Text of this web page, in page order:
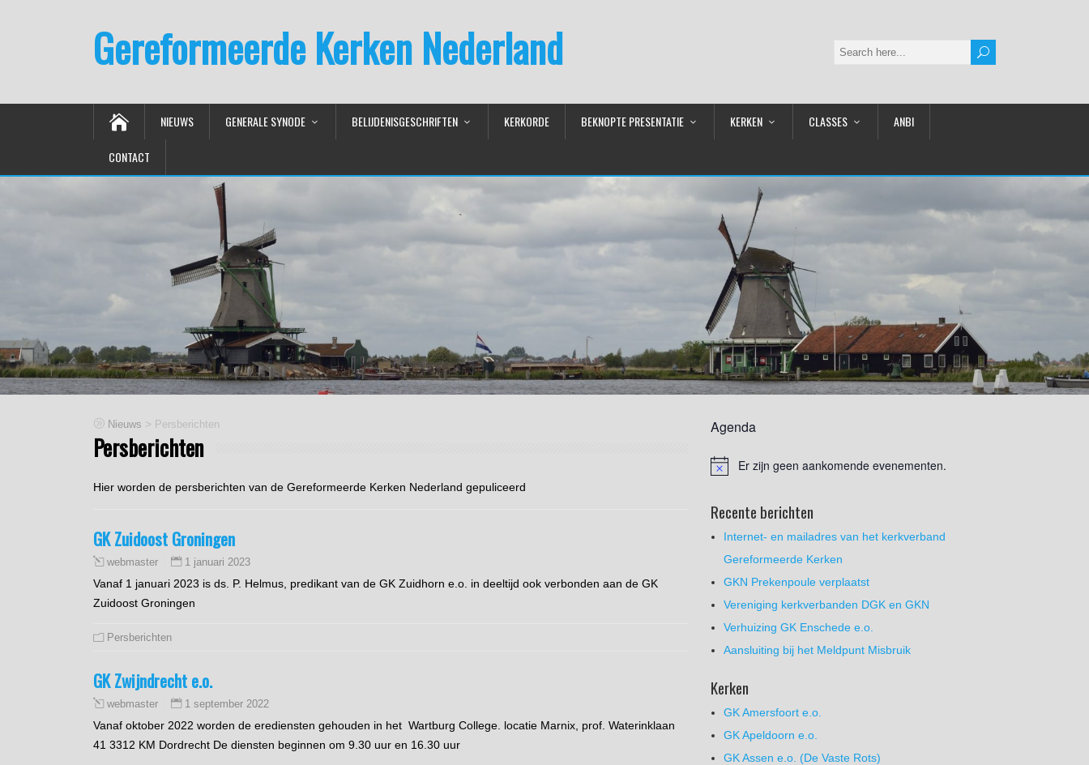
Gereformeerde Kerken Nederland
NIEUWS GENERALE SYNODE BELIJDENISGESCHRIFTEN KERKORDE BEKNOPTE PRESENTATIE KERKEN CLASSES ANBI
CONTACT
Nieuws > Persberichten
Persberichten
Hier worden de persberichten van de Gereformeerde Kerken Nederland gepuliceerd
GK Zuidoost Groningen
webmaster 1 januari 2023
Vanaf 1 januari 2023 is ds. P. Helmus, predikant van de GK Zuidhorn e.o. in deeltijd ook verbonden aan de GK
Zuidoost Groningen
Persberichten
GK Zwijndrecht e.o.
webmaster 1 september 2022
Vanaf oktober 2022 worden de erediensten gehouden in het Wartburg College. locatie Marnix, prof. Waterinklaan
41 3312 KM Dordrecht De diensten beginnen om 9.30 uur en 16.30 uur
Agenda
Er zijn geen aankomende evenementen.
Recente berichten
Internet- en mailadres van het kerkverband
Gereformeerde Kerken
GKN Prekenpoule verplaatst
Vereniging kerkverbanden DGK en GKN
Verhuizing GK Enschede e.o.
Aansluiting bij het Meldpunt Misbruik
Kerken
GK Amersfoort e.o.
GK Apeldoorn e.o.
GK Assen e.o. (De Vaste Rots)